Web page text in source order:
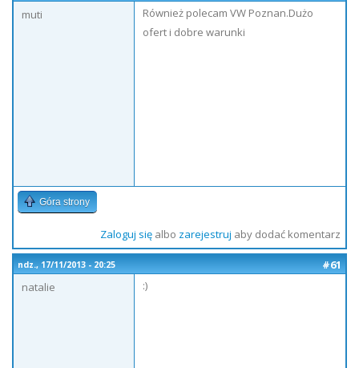
muti
Również polecam VW Poznan.Dużo
ofert i dobre warunki
Góra strony
Zaloguj sięalbo zarejestruj aby dodać komentarz
ndz., 17/11/2013 - 20:25
#61
natalie
:)